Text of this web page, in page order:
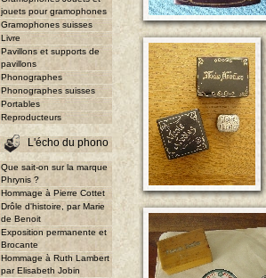
jouets pour gramophones
Gramophones suisses
Livre
Pavillons et supports de
pavillons
Phonographes
Phonographes suisses
Portables
Reproducteurs
L'écho du phono
Que sait-on sur la marque
Phrynis ?
Hommage à Pierre Cottet
Drôle d'histoire, par Marie
de Benoit
Exposition permanente et
Brocante
Hommage à Ruth Lambert
par Elisabeth Jobin